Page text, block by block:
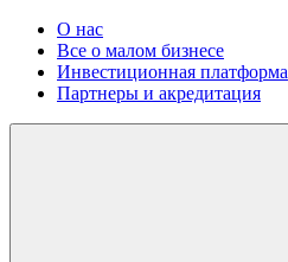
О нас
Все о малом бизнесе
Инвестиционная платформа
Партнеры и акредитация